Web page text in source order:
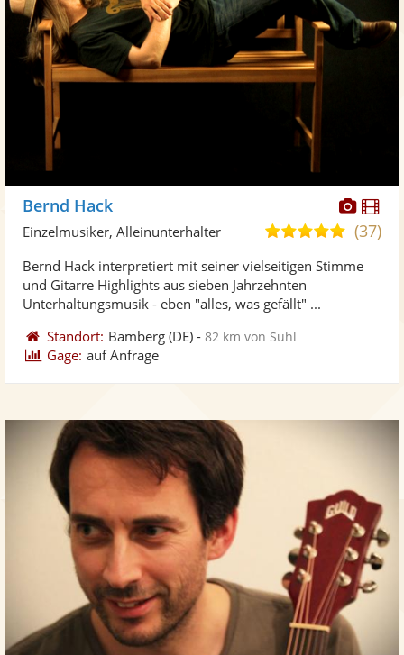
Fotos
Bernd Hack
5,0
5
(37)
Einzelmusiker, Alleinunterhalter
Bernd Hack interpretiert mit seiner vielseitigen Stimme
und Gitarre Highlights aus sieben Jahrzehnten
Unterhaltungsmusik - eben "alles, was gefällt" ...
Standort: Bamberg (DE) -82 km von Suhl
Gage: auf Anfrage